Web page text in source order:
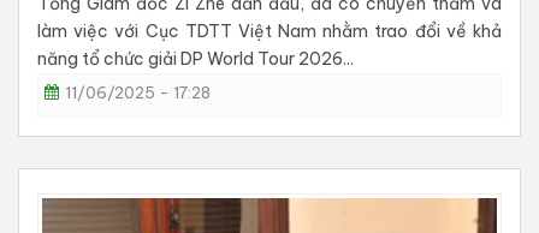
làm việc với Cục TDTT Việt Nam nhằm trao đổi về khả
năng tổ chức giải DP World Tour 2026...
11/06/2025 - 17:28